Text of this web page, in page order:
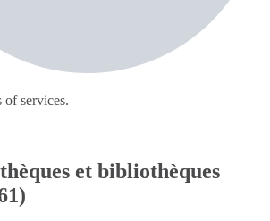
of services.
et bibliothèques